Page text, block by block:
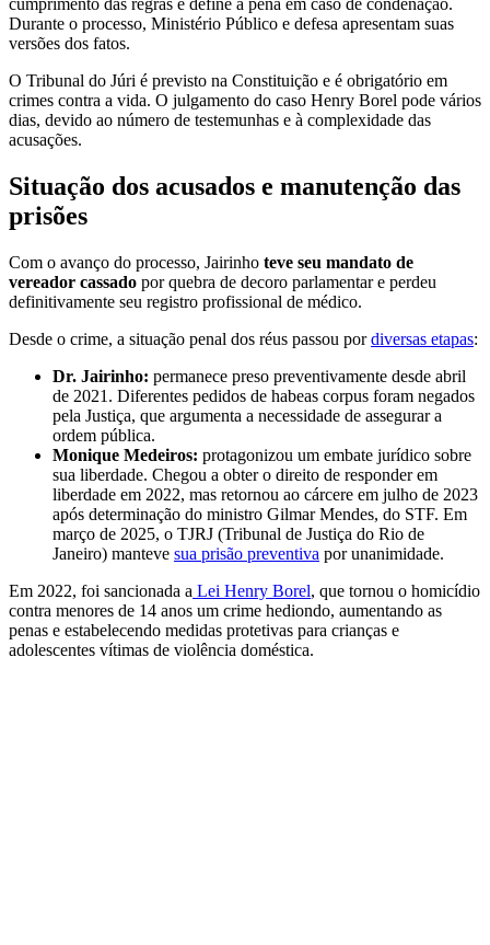
cumprimento das regras e define a pena em caso de condenação.
Durante o processo, Ministério Público e defesa apresentam suas
versões dos fatos.
O Tribunal do Júri é previsto na Constituição e é obrigatório em
crimes contra a vida. O julgamento do caso Henry Borel pode vários
dias, devido ao número de testemunhas e à complexidade das
acusações.
Situação dos acusados e manutenção das
prisões
Com o avanço do processo, Jairinho teve seu mandato de
vereador cassado por quebra de decoro parlamentar e perdeu
definitivamente seu registro profissional de médico.
Desde o crime, a situação penal dos réus passou pordiversas etapas:
Dr. Jairinho: permanece preso preventivamente desde abril
de 2021. Diferentes pedidos de habeas corpus foram negados
pela Justiça, que argumenta a necessidade de assegurar a
ordem pública.
Monique Medeiros: protagonizou um embate jurídico sobre
sua liberdade. Chegou a obter o direito de responder em
liberdade em 2022, mas retornou ao cárcere em julho de 2023
após determinação do ministro Gilmar Mendes, do STF. Em
março de 2025, o TJRJ (Tribunal de Justiça do Rio de
Janeiro) manteve sua prisão preventiva por unanimidade.
Em 2022, foi sancionada a Lei Henry Borel, que tornou o homicídio
contra menores de 14 anos um crime hediondo, aumentando as
penas e estabelecendo medidas protetivas para crianças e
adolescentes vítimas de violência doméstica.